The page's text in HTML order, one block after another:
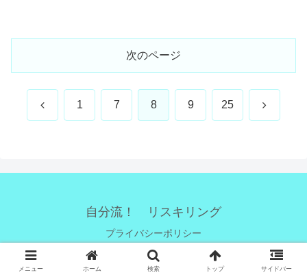
次のページ
前 1 7 8 9 25 次
自分流！ リスキリング
プライバシーポリシー
© 2020 自分流！ リスキリング.
メニュー ホーム 検索 トップ サイドバー